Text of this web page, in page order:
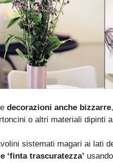
decorazioni anche bizzarre
o altri materiali dipinti
sistemati magari ai lati
‘finta trascuratezza’